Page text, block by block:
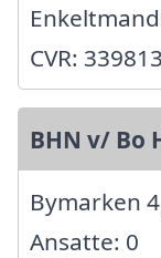
CVR:
BHN v/ Bo
Bymarken
Ansatte: 0